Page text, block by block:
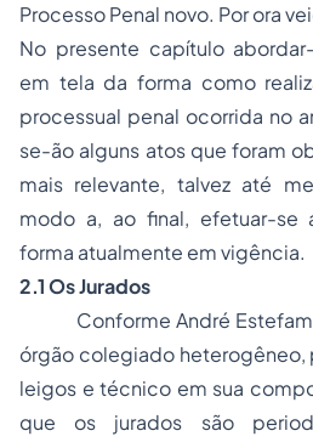
Processo Penal novo. Por ora
No presente capítulo
em tela da forma como
processual penal ocorrida no
se-ão alguns atos que foram
mais relevante, talvez até
modo a, ao final, efetuar-se
forma atualmente em vigência.
2.1 Os Jurados
Conforme André Estefam,
órgão colegiado
leigos e técnico em sua
que os jurados são